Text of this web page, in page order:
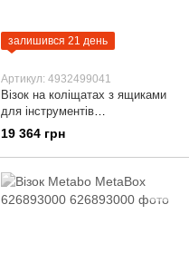
залишився 21 день
Артикул: 4932499041
Візок на коліщатах з ящиками
для інструментів
(транспортувальний комплект)
MILWAUKEE PACKOUT
4932499041
19 364 грн